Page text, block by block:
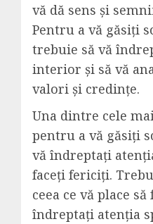
vă dă sens și
Pentru a vă găsiți
trebuie să vă
interior și să vă
valori și credințe.
Una dintre cele
pentru a vă găsiți
vă îndreptați
faceți fericiți.
ceea ce vă place să
îndreptați atenția